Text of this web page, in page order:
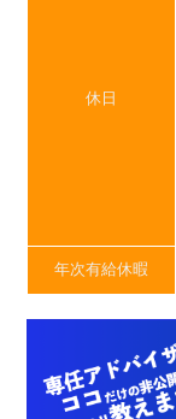
休日
年次有給休暇